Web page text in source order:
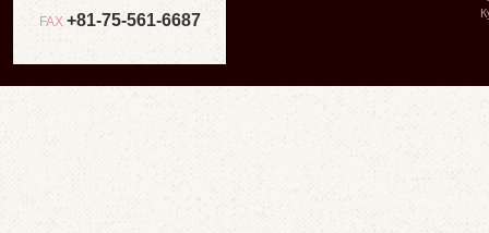
FAX +81-75-561-6687